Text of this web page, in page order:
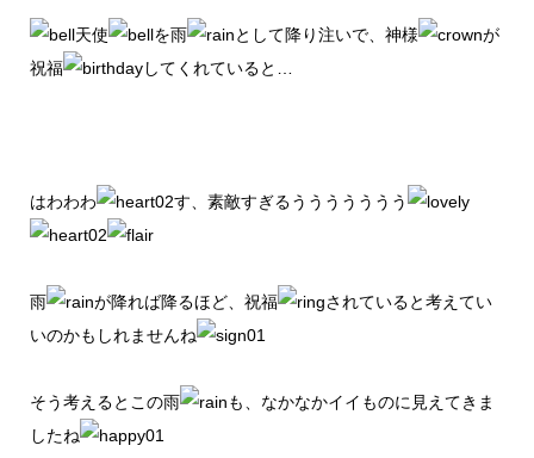
天使 を雨 として降り注いで、神様
が
祝福
してくれていると…
はわわわ す、素敵すぎるううううううう
雨 が降れば降るほど、祝福
されていると考えてい
いのかもしれませんね
そう考えるとこの雨
も、なかなかイイものに見えてきま
したね